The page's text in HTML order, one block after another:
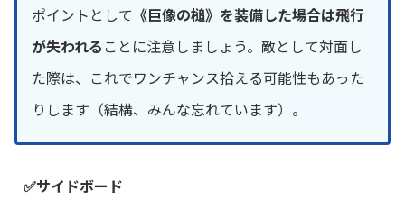
ポイントとして 《巨像の槌》を装備した場合は飛行
が失われる ことに注意しましょう。敵として対面し
た際は、これでワンチャンス拾える可能性もあった
りします（結構、みんな忘れています）。
✅サイドボード